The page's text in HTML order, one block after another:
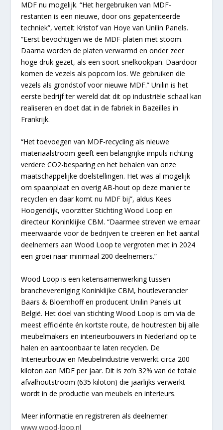
MDF nu mogelijk. “Het hergebruiken van MDF-
restanten is een nieuwe, door ons gepatenteerde
techniek”, vertelt Kristof van Hoye van Unilin Panels.
“Eerst bevochtigen we de MDF-platen met stoom.
Daarna worden de platen verwarmd en onder zeer
hoge druk gezet, als een soort snelkookpan. Daardoor
komen de vezels als popcorn los. We gebruiken die
vezels als grondstof voor nieuwe MDF.” Unilin is het
eerste bedrijf ter wereld dat dit op industriële schaal kan
realiseren en doet dat in de fabriek in Bazeilles in
Frankrijk.
“Het toevoegen van MDF-recycling als nieuwe
materiaalstroom geeft een belangrijke impuls richting
verdere CO2-besparing en het behalen van onze
maatschappelijke doelstellingen. Het was al mogelijk
om spaanplaat en overig AB-hout op deze manier te
recyclen en daar komt nu MDF bij”, aldus Kees
Hoogendijk, voorzitter Stichting Wood Loop en
directeur Koninklijke CBM. “Daarmee streven we ernaar
meerwaarde voor de bedrijven te creëren en het aantal
deelnemers aan Wood Loop te vergroten met in 2024
een groei naar minimaal 200 deelnemers.”
Wood Loop is een ketensamenwerking tussen
branchevereniging Koninklijke CBM, houtleverancier
Baars & Bloemhoff en producent Unilin Panels uit
België. Het doel van stichting Wood Loop is om via de
meest efficiënte én kortste route, de houtresten bij alle
meubelmakers en interieurbouwers in Nederland op te
halen en aantoonbaar te laten recyclen. De
Interieurbouw en Meubelindustrie verwerkt circa 200
kiloton aan MDF per jaar. Dit is zo’n 32% van de totale
afvalhoutstroom (635 kiloton) die jaarlijks verwerkt
wordt in de productie van meubels en interieurs.
Meer informatie en registreren als deelnemer:
www.wood-loop.nl